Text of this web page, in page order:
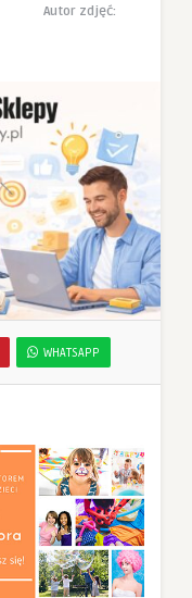
Autor zdjęć:
WHATSAPP